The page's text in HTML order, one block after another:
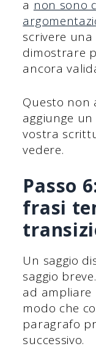
a non sono
scrivere
dimostrare
ancora
Questo non
aggiunge
vostra
vedere.
Passo
frasi
Un saggio
saggio
ad ampliare
modo che
paragrafo
successivo.